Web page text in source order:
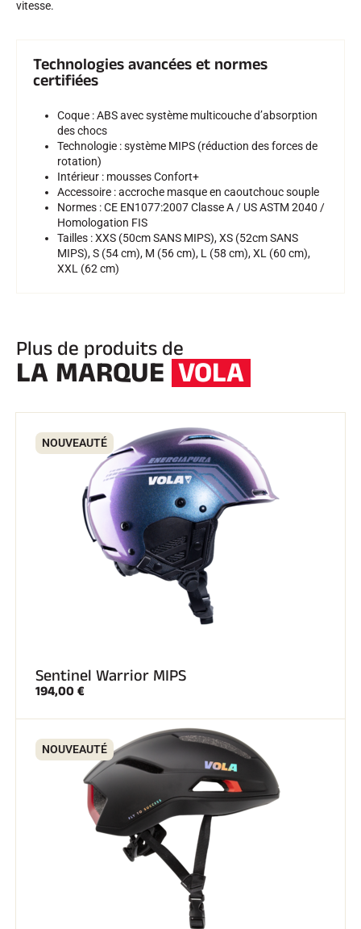
vitesse.
Technologies avancées et normes
certifiées
Coque : ABS avec système multicouche d’absorption
des chocs
Technologie : système MIPS (réduction des forces de
rotation)
Intérieur : mousses Confort+
Accessoire : accroche masque en caoutchouc souple
Normes : CE EN1077:2007 Classe A / US ASTM 2040 /
Homologation FIS
Tailles : XXS (50cm SANS MIPS), XS (52cm SANS
MIPS), S (54 cm), M (56 cm), L (58 cm), XL (60 cm),
XXL (62 cm)
Plus de produits de
LA MARQUE VOLA
NOUVEAUTÉ
Sentinel Warrior MIPS
194,00 €
NOUVEAUTÉ